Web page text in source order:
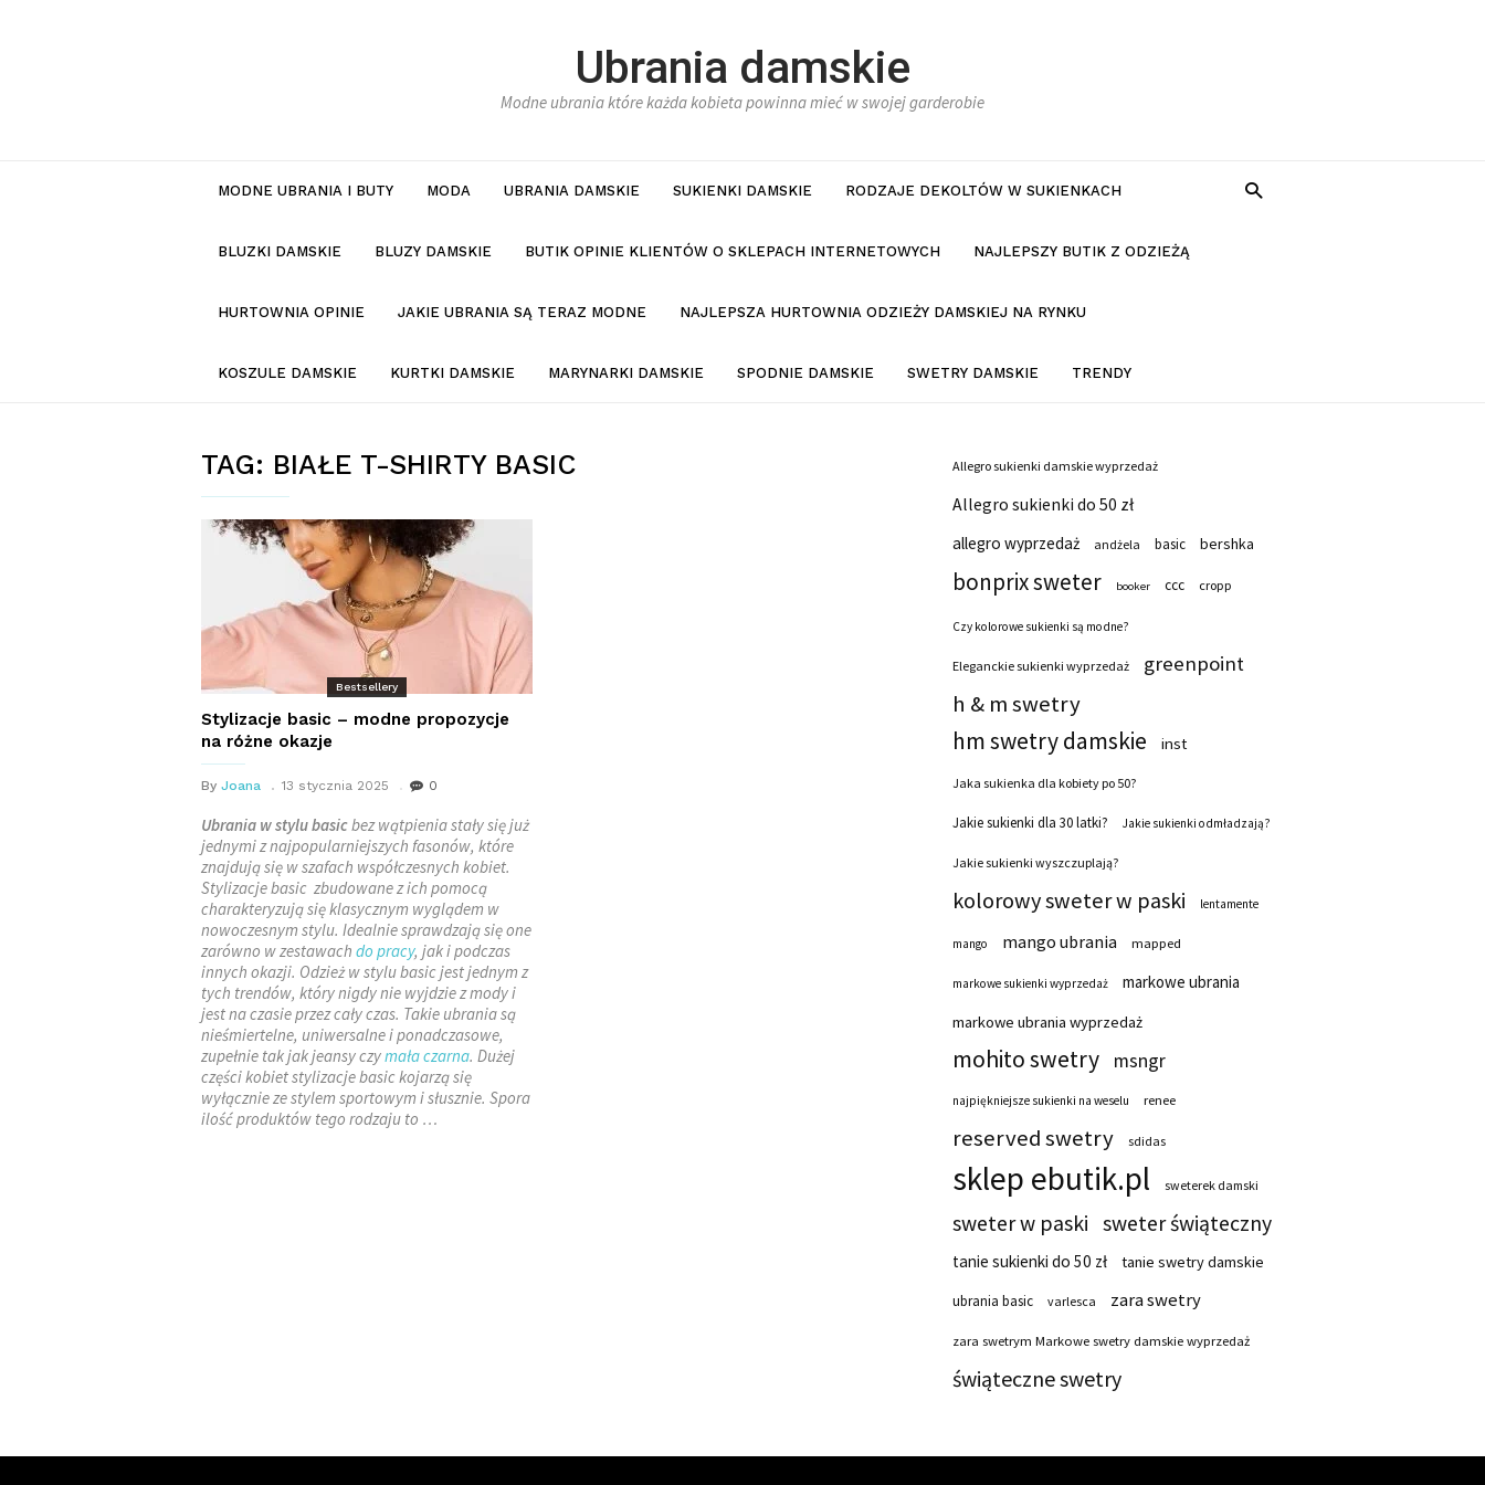
Ubrania damskie
Modne ubrania które każda kobieta powinna mieć w swojej garderobie
MODNE UBRANIA I BUTY MODA UBRANIA DAMSKIE SUKIENKI DAMSKIE RODZAJE DEKOLTÓW W SUKIENKACH
BLUZKI DAMSKIE BLUZY DAMSKIE BUTIK OPINIE KLIENTÓW O SKLEPACH INTERNETOWYCH NAJLEPSZY BUTIK Z ODZIEŻĄ
HURTOWNIA OPINIE JAKIE UBRANIA SĄ TERAZ MODNE NAJLEPSZA HURTOWNIA ODZIEŻY DAMSKIEJ NA RYNKU
KOSZULE DAMSKIE KURTKI DAMSKIE MARYNARKI DAMSKIE SPODNIE DAMSKIE SWETRY DAMSKIE TRENDY
TAG: BIAŁE T-SHIRTY BASIC
Bestsellery
Stylizacje basic – modne propozycje
na różne okazje
By Joana 13 stycznia 2025 0
Ubrania w stylu basicbez wątpienia stały się już
jednymi z najpopularniejszych fasonów, które
znajdują się w szafach współczesnych kobiet.
Stylizacje basic zbudowane z ich pomocą
charakteryzują się klasycznym wyglądem w
nowoczesnym stylu. Idealnie sprawdzają się one
zarówno w zestawach do pracy, jak i podczas
innych okazji. Odzież w stylu basic jest jednym z
tych trendów, który nigdy nie wyjdzie z mody i
jest na czasie przez cały czas. Takie ubrania są
nieśmiertelne, uniwersalne i ponadczasowe,
zupełnie tak jak jeansy czymała czarna. Dużej
części kobiet stylizacje basic kojarzą się
wyłącznie ze stylem sportowym i słusznie. Spora
ilość produktów tego rodzaju to …
Allegro sukienki damskie wyprzedaż
Allegro sukienki do 50 zł
allegro wyprzedaż
andżela basic bershka
bonprix sweter booker ccc cropp
Czy kolorowe sukienki są modne?
Eleganckie sukienki wyprzedaż greenpoint
h & m swetry
hm swetry damskie inst
Jaka sukienka dla kobiety po 50?
Jakie sukienki dla 30 latki? Jakie sukienki odmładzają?
Jakie sukienki wyszczuplają?
kolorowy sweter w paski lentamente
mango mango ubrania mapped
markowe sukienki wyprzedaż markowe ubrania
markowe ubrania wyprzedaż
mohito swetry msngr
najpiękniejsze sukienki na weselu renee
reserved swetry sdidas
sklep ebutik.pl sweterek damski
sweter w paski sweter świąteczny
tanie sukienki do 50 zł tanie swetry damskie
ubrania basic varlesca zara swetry
zara swetrym Markowe swetry damskie wyprzedaż
świąteczne swetry